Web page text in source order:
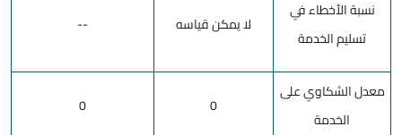
نسبة الأخطاء في
تسليم الخدمة
لا يمكن قياسه --
معدل الشكاوي على
الخدمة
0
0